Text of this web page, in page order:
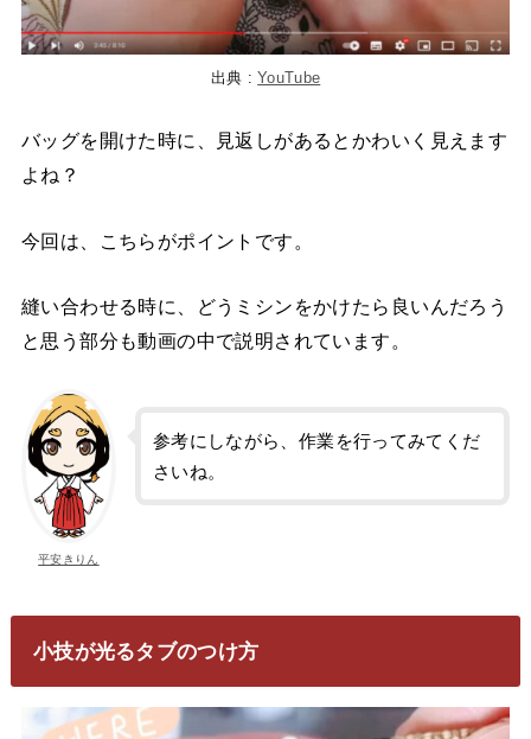
出典 :YouTube
バッグを開けた時に、見返しがあるとかわいく見えます
よね？
今回は、こちらがポイントです。
縫い合わせる時に、どうミシンをかけたら良いんだろう
と思う部分も動画の中で説明されています。
平安きりん
参考にしながら、作業を行ってみてくだ
さいね。
小技が光るタブのつけ方